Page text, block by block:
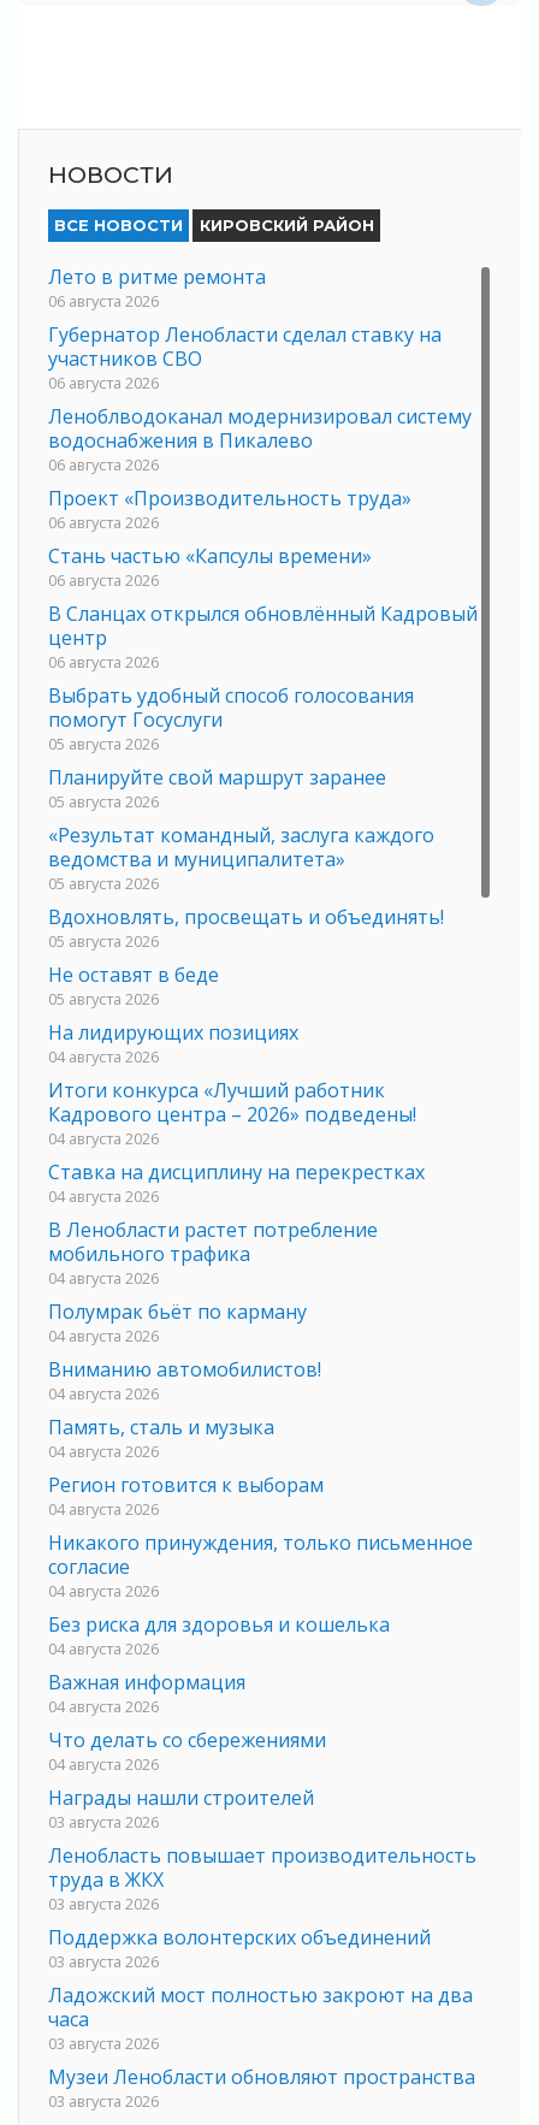
НОВОСТИ
ВСЕ НОВОСТИ КИРОВСКИЙ РАЙОН
Лето в ритме ремонта
06 августа 2026
Губернатор Ленобласти сделал ставку на
участников СВО
06 августа 2026
Леноблводоканал модернизировал систему
водоснабжения в Пикалево
06 августа 2026
Проект «Производительность труда»
06 августа 2026
Стань частью «Капсулы времени»
06 августа 2026
В Сланцах открылся обновлённый Кадровый
центр
06 августа 2026
Выбрать удобный способ голосования
помогут Госуслуги
05 августа 2026
Планируйте свой маршрут заранее
05 августа 2026
«Результат командный, заслуга каждого
ведомства и муниципалитета»
05 августа 2026
Вдохновлять, просвещать и объединять!
05 августа 2026
Не оставят в беде
05 августа 2026
На лидирующих позициях
04 августа 2026
Итоги конкурса «Лучший работник
Кадрового центра – 2026» подведены!
04 августа 2026
Ставка на дисциплину на перекрестках
04 августа 2026
В Ленобласти растет потребление
мобильного трафика
04 августа 2026
Полумрак бьёт по карману
04 августа 2026
Вниманию автомобилистов!
04 августа 2026
Память, сталь и музыка
04 августа 2026
Регион готовится к выборам
04 августа 2026
Никакого принуждения, только письменное
согласие
04 августа 2026
Без риска для здоровья и кошелька
04 августа 2026
Важная информация
04 августа 2026
Что делать со сбережениями
04 августа 2026
Награды нашли строителей
03 августа 2026
Ленобласть повышает производительность
труда в ЖКХ
03 августа 2026
Поддержка волонтерских объединений
03 августа 2026
Ладожский мост полностью закроют на два
часа
03 августа 2026
Музеи Ленобласти обновляют пространства
03 августа 2026